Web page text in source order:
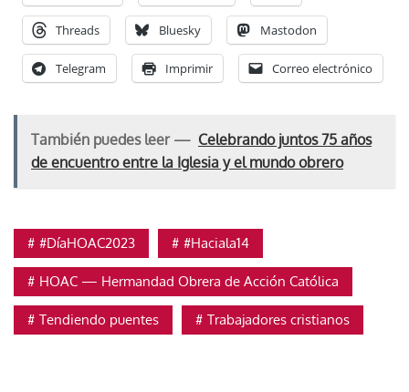
Threads Bluesky Mastodon
Telegram Imprimir Correo electrónico
También puedes leer — Celebrando juntos 75 años
de encuentro entre la Iglesia y el mundo obrero
#DíaHOAC2023 #Haciala14
HOAC — Hermandad Obrera de Acción Católica
Tendiendo puentes Trabajadores cristianos